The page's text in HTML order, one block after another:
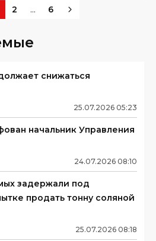
2 ... 6
снижаться
25.07.2026 05:23
начальник Управления
24.07.2026 08:10
задержали под
продать тонну соляной
25.07.2026 08:18